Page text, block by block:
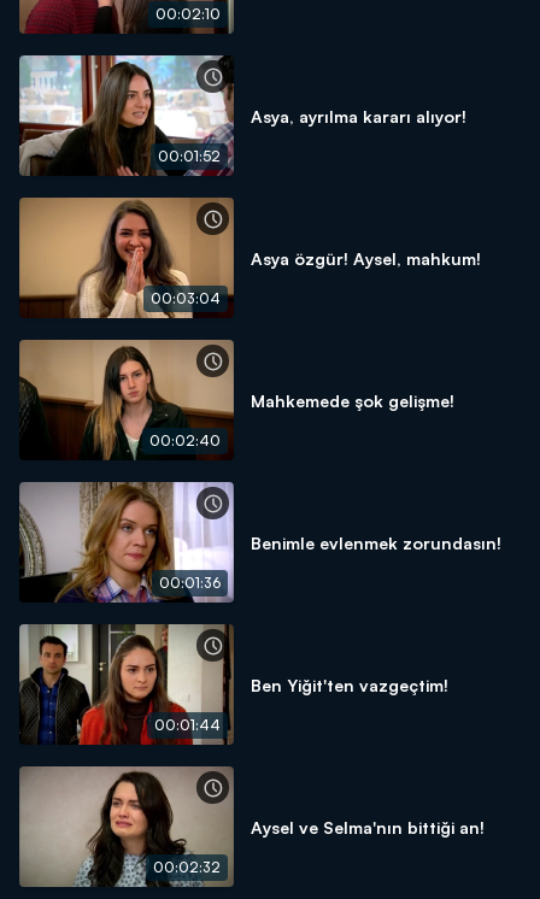
00:02:10
00:01:52
Asya, ayrılma kararı alıyor!
00:03:04
Asya özgür! Aysel, mahkum!
00:02:40
Mahkemede şok gelişme!
00:01:36
Benimle evlenmek zorundasın!
00:01:44
Ben Yiğit'ten vazgeçtim!
00:02:32
Aysel ve Selma'nın bittiği an!